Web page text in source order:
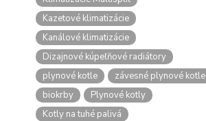
Kazetové klimatizácie
Kanálové klimatizácie
Dizajnové kúpeľňové radiátory
plynové kotle
závesné plynové kotle
biokrby
Plynové kotly
Kotly na tuhé palivá